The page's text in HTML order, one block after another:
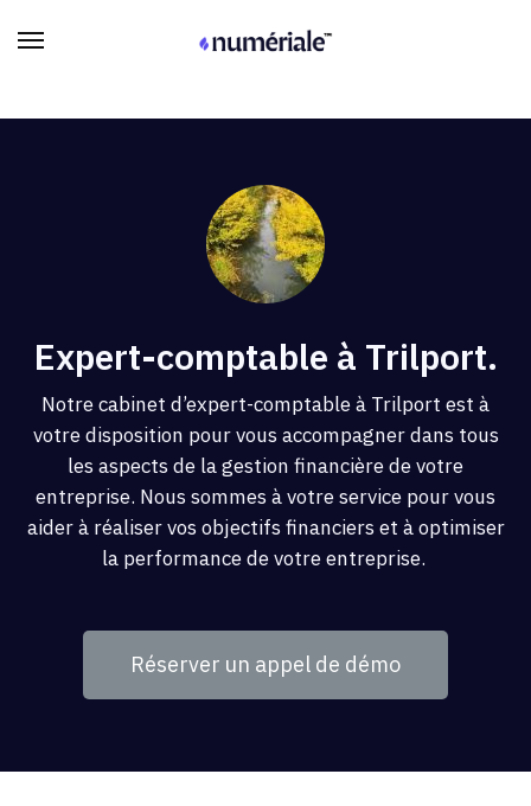
Expert-comptable à Trilport.
Notre cabinet d’expert-comptable à Trilport est à
votre disposition pour vous accompagner dans tous
les aspects de la gestion financière de votre
entreprise. Nous sommes à votre service pour vous
aider à réaliser vos objectifs financiers et à optimiser
la performance de votre entreprise.
Réserver un appel de démo